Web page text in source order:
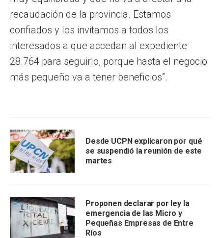
recaudación de la provincia. Estamos
confiados y los invitamos a todos los
interesados a que accedan al expediente
28.764 para seguirlo, porque hasta el negocio
más pequeño va a tener beneficios”.
Desde UCPN explicaron por qué
se suspendió la reunión de este
martes
Proponen declarar por ley la
emergencia de las Micro y
Pequeñas Empresas de Entre
Ríos